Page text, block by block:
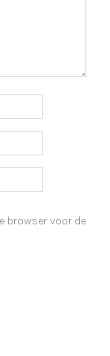
browser voor de